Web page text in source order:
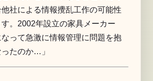
社による情報攪乱工作の可能性
す。2002年設立の家具メーカー
って急激に情報管理に問題を抱
たのか…」